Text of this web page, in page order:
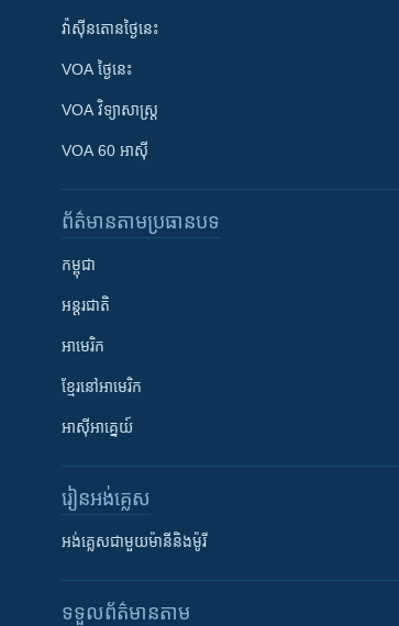
វ៉ាស៊ីនតោន​ថ្ងៃ​នេះ
VOA ថ្ងៃនេះ
VOA ​វិទ្យាសាស្ត្រ
VOA 60 អាស៊ី
ព័ត៌មាន​តាមប្រធានបទ​
កម្ពុជា
អន្តរជាតិ
អាមេរិក
ខ្មែរ​នៅអាមេរិក
អាស៊ីអាគ្នេយ៍
រៀន​​អង់គ្លេស
អង់គ្លេស​ជាមួយ​ម៉ានី​និង​ម៉ូរី
ទទួល​ព័ត៌មាន​តាម